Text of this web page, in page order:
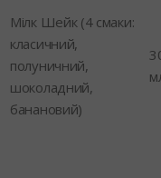
Мілк Шейк (4 смаки:
класичний,
полуничний,
шоколадний,
банановий)